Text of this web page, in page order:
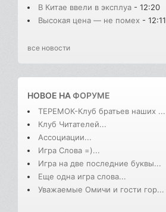
В Китае ввели в эксплуа - 12:20
Высокая цена — не помех - 12:11
все новости
НОВОЕ НАФОРУМЕ
ТЕРЕМОК-Клуб братьев наших ...
Клуб Читателей...
Ассоциации...
Игра Слова =)...
Игра на две последние буквы...
Еще одна игра слова...
Уважаемые Омичи и гости гор...